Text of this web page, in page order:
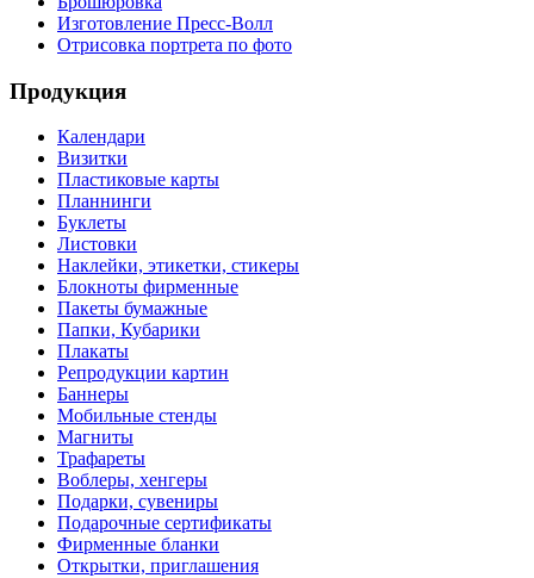
Изготовление Пресс-Волл
Отрисовка портрета по фото
Продукция
Календари
Визитки
Пластиковые карты
Планнинги
Буклеты
Листовки
Наклейки, этикетки, стикеры
Блокноты фирменные
Пакеты бумажные
Папки, Кубарики
Плакаты
Репродукции картин
Баннеры
Мобильные стенды
Магниты
Трафареты
Воблеры, хенгеры
Подарки, сувениры
Подарочные сертификаты
Фирменные бланки
Открытки, приглашения